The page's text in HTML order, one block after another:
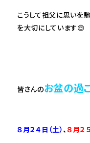
こうして祖父に思いを
を大切にしています😌
皆さんのお盆の過
８月２４ 日（土）、 ８月２５